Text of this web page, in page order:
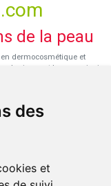
des
et
de la peau
dermocosmétique et
le visage et le corps ainsi
atopique, les soins pour
références SVR
et
qui permet souvent